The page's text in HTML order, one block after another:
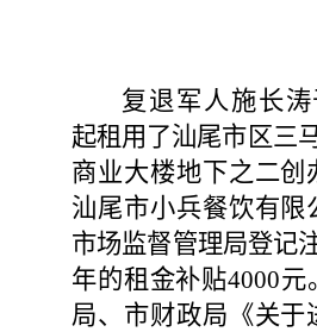
复退军人施长涛
起租用了汕尾市区三
商业大楼地下之二创
汕尾市小兵餐饮有限
市场监督管理局登记
年的租金补贴4000元
局、市财政局《关于